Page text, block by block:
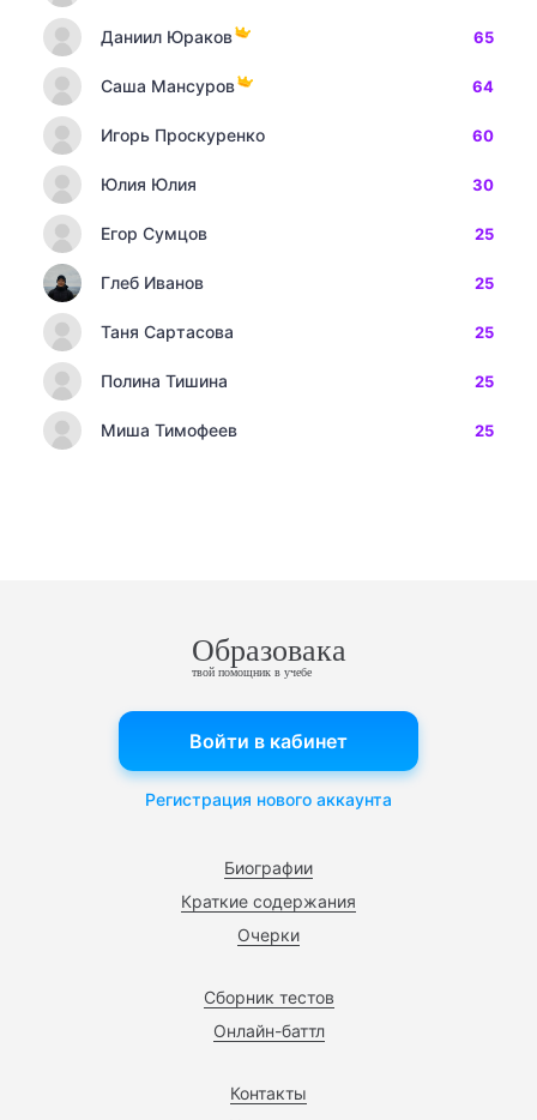
Даниил Юраков 65
Саша Мансуров 64
Игорь Проскуренко 60
Юлия Юлия 30
Егор Сумцов 25
Глеб Иванов 25
Таня Сартасова 25
Полина Тишина 25
Миша Тимофеев 25
Образовака
твой помощник в учебе
Биографии
Краткие содержания
Очерки
Сборник тестов
Онлайн-баттл
Контакты
Войти в кабинет
Регистрация нового аккаунта